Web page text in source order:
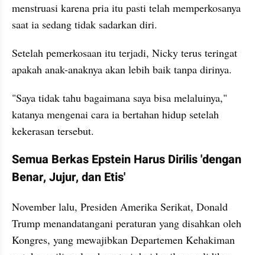
menstruasi karena pria itu pasti telah memperkosanya
saat ia sedang tidak sadarkan diri.
Setelah pemerkosaan itu terjadi, Nicky terus teringat
apakah anak-anaknya akan lebih baik tanpa dirinya.
"Saya tidak tahu bagaimana saya bisa melaluinya,"
katanya mengenai cara ia bertahan hidup setelah
kekerasan tersebut.
Semua Berkas Epstein Harus Dirilis 'dengan
Benar, Jujur, dan Etis'
November lalu, Presiden Amerika Serikat, Donald
Trump menandatangani peraturan yang disahkan oleh
Kongres, yang mewajibkan Departemen Kehakiman